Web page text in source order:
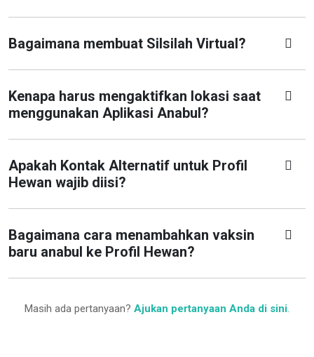
Bagaimana membuat Silsilah Virtual?
Kenapa harus mengaktifkan lokasi saat
menggunakan Aplikasi Anabul?
Apakah Kontak Alternatif untuk Profil
Hewan wajib diisi?
Bagaimana cara menambahkan vaksin
baru anabul ke Profil Hewan?
Masih ada pertanyaan? Ajukan pertanyaan Anda di sini.